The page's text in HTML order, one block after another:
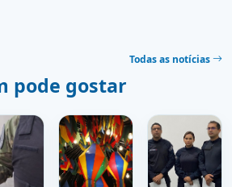
pode gostar
Todas as notícias